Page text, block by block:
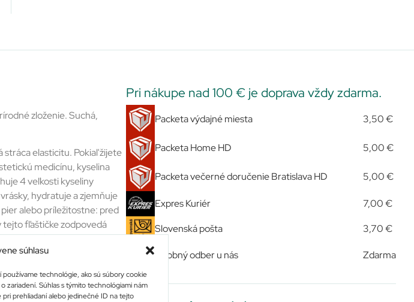
súhlasu
technológie, ako sú súbory cookie
zariadení. Súhlas s týmito technológiami nám
prehliadaní alebo jedinečné ID na tejto
zloženie. Suchá,
elasticitu. Pokiaľ žijete
medicínu, kyselina
4 veľkosti kyseliny
hydratuje a zjemňuje
alebo príležitostne: pred
tejto fľaštičke zodpovedá
Bez
je certifikovaná
Pri nákupe nad 100 € je doprava vždy zdarma.
Packeta výdajné miesta 3,50 €
Packeta Home HD 5,00 €
Packeta večerné doručenie Bratislava HD 5,00 €
Expres Kuriér 7,00 €
Slovenská pošta 3,70 €
Osobný odber u nás Zdarma